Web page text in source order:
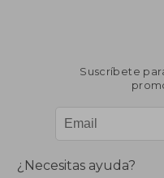
Suscríbete
¿Necesitas ayuda?